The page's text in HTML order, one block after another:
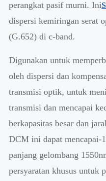
perangkat pasif murni. Ini
dispersi kemiringan serat
(G.652) di c-band.
Digunakan untuk
oleh dispersi dan
transmisi optik, untuk
transmisi dan mencapai
berkapasitas besar dan
DCM ini dapat mencapai-
panjang gelombang
persyaratan khusus untuk